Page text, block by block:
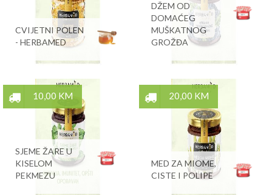
CVIJETNI POLEN
- HERBAMED
DŽEM OD
DOMAĆEG
MUŠKATNOG
GROŽĐA
10,00 KM
SJEME ŽARE U
KISELOM
PEKMEZU
20,00 KM
MED ZA MIOME,
CISTE I POLIPE